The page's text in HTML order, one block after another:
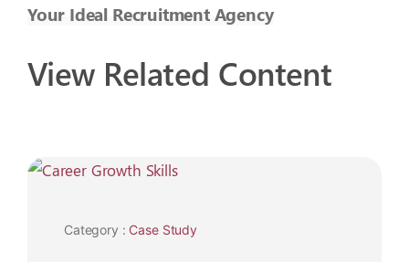
Your Ideal Recruitment Agency
View Related Content
Category : Case Study